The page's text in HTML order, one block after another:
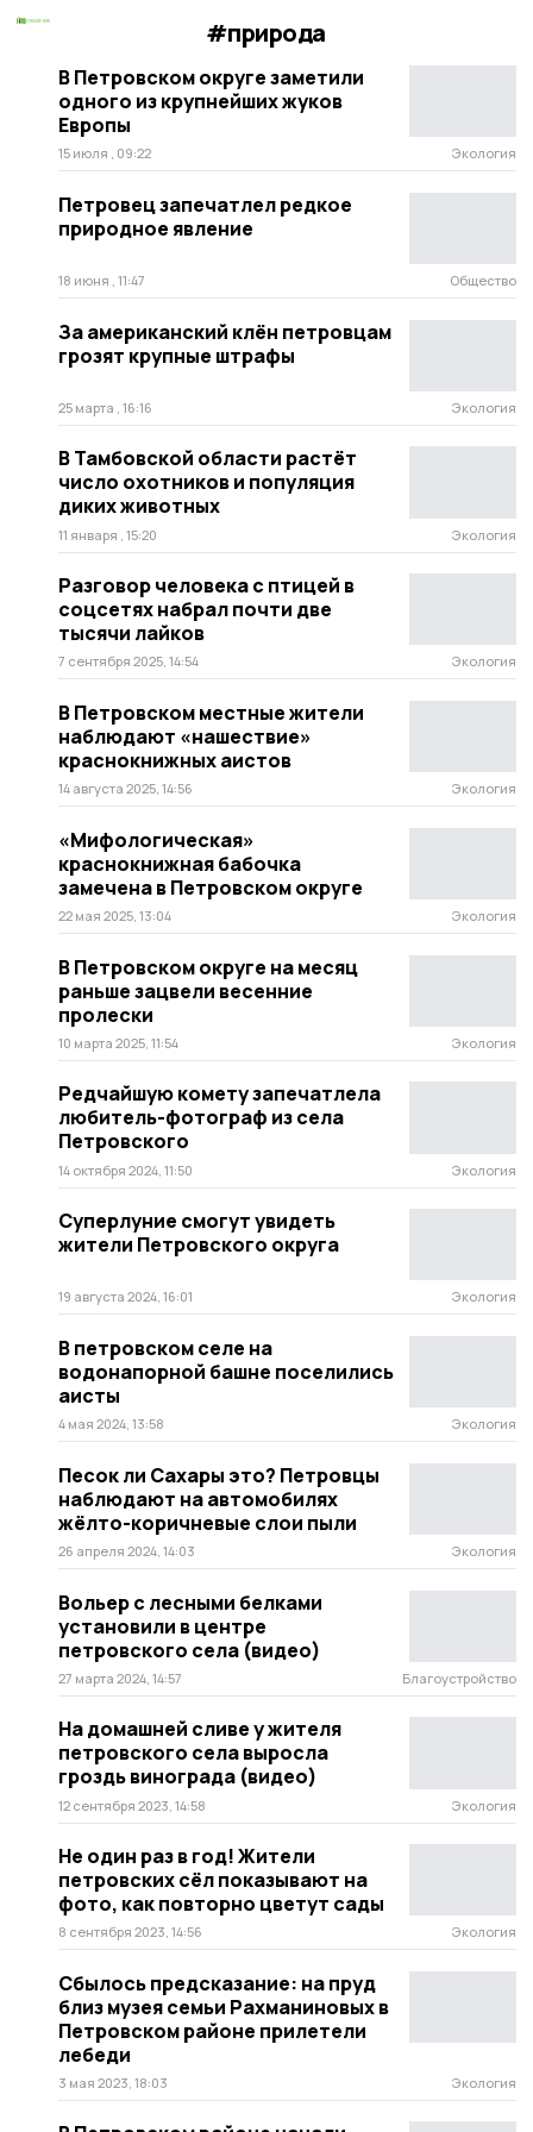
#природа
В Петровском округе заметили
одного из крупнейших жуков
Европы
15 июля , 09:22 Экология
Петровец запечатлел редкое
природное явление
18 июня , 11:47 Общество
За американский клён петровцам
грозят крупные штрафы
25 марта , 16:16 Экология
В Тамбовской области растёт
число охотников и популяция
диких животных
11 января , 15:20 Экология
Разговор человека с птицей в
соцсетях набрал почти две
тысячи лайков
7 сентября 2025, 14:54 Экология
В Петровском местные жители
наблюдают «нашествие»
краснокнижных аистов
14 августа 2025, 14:56 Экология
«Мифологическая»
краснокнижная бабочка
замечена в Петровском округе
22 мая 2025, 13:04 Экология
В Петровском округе на месяц
раньше зацвели весенние
пролески
10 марта 2025, 11:54 Экология
Редчайшую комету запечатлела
любитель-фотограф из села
Петровского
14 октября 2024, 11:50 Экология
Суперлуние смогут увидеть
жители Петровского округа
19 августа 2024, 16:01 Экология
В петровском селе на
водонапорной башне поселились
аисты
4 мая 2024, 13:58 Экология
Песок ли Сахары это? Петровцы
наблюдают на автомобилях
жёлто-коричневые слои пыли
26 апреля 2024, 14:03 Экология
Вольер с лесными белками
установили в центре
петровского села (видео)
27 марта 2024, 14:57 Благоустройство
На домашней сливе у жителя
петровского села выросла
гроздь винограда (видео)
12 сентября 2023, 14:58 Экология
Не один раз в год! Жители
петровских сёл показывают на
фото, как повторно цветут сады
8 сентября 2023, 14:56 Экология
Сбылось предсказание: на пруд
близ музея семьи Рахманиновых в
Петровском районе прилетели
лебеди
3 мая 2023, 18:03 Экология